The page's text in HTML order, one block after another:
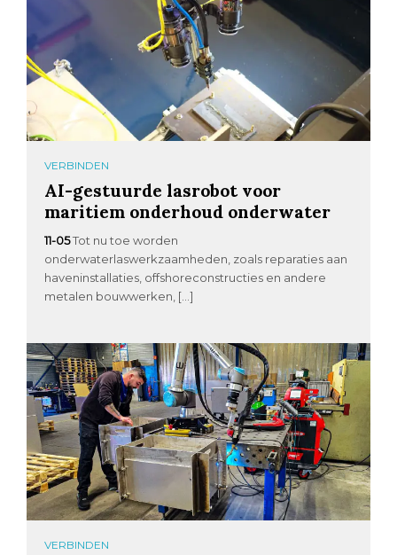
VERBINDEN
AI-gestuurde lasrobot voor
maritiem onderhoud onderwater
11-05Tot nu toe worden
onderwaterlaswerkzaamheden, zoals reparaties aan
haveninstallaties, offshoreconstructies en andere
metalen bouwwerken, […]
VERBINDEN